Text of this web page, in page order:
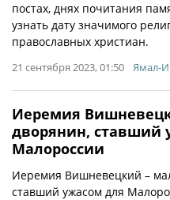
постах, днях почитания
узнать дату значимого
православных христиан.
21 сентября 2023, 01:50 Ямал-
Иеремия
дворянин, ставший
Малороссии
Иеремия Вишневецкий –
ставший ужасом для